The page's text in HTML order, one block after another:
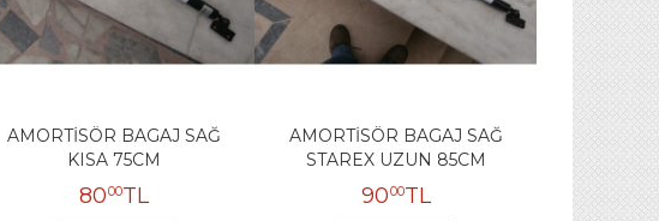
AMORTİSÖR BAGAJ SAĞ
KISA 75CM
8000TL
AMORTİSÖR BAGAJ SAĞ
STAREX UZUN 85CM
9000TL